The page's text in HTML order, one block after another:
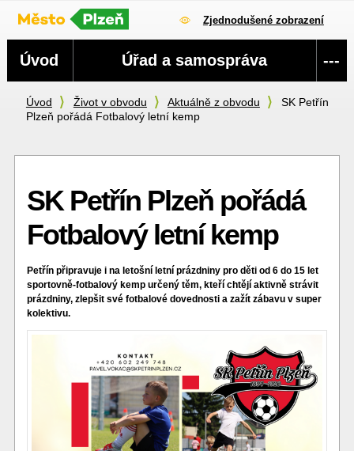
Zjednodušené zobrazení
Úvod Život v obvodu Aktuálně z obvodu
SK Petřín
Plzeň pořádá Fotbalový letní kemp
SK Petřín Plzeň pořádá
Fotbalový letní kemp
Petřín připravuje i na letošní letní prázdniny pro děti od 6 do 15 let
sportovně-fotbalový kemp určený těm, kteří chtějí aktivně strávit
prázdniny, zlepšit své fotbalové dovednosti a zažít zábavu v super
kolektivu.
Navigace
Úvod Úřad a samospráva ---